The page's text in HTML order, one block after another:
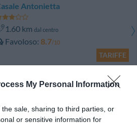
My Personal Information
sale, sharing to third parties, or
or sensitive information for
Antonietta
1.60 km dal centro
Favoloso 8.7/10
TARIFFE
Giovanna
Favoloso 8.7/10